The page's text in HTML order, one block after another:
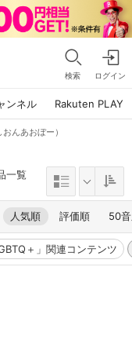
検索 ログイン
ンネル Rakuten PLAY
んあおぼー）
一覧
人気順 評価順 50
＋」関連コンテンツ